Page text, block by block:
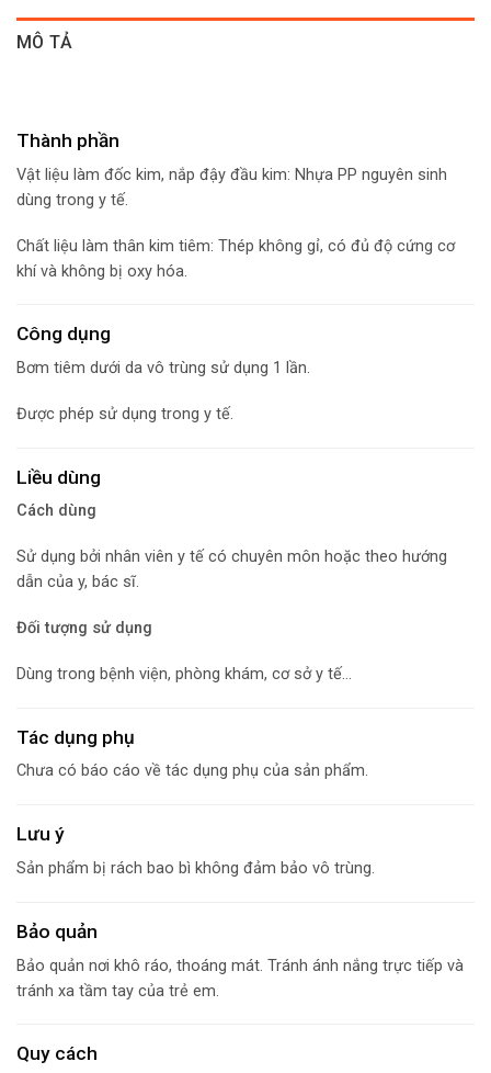
MÔ TẢ
Thành phần
Vật liệu làm đốc kim, nắp đậy đầu kim: Nhựa PP nguyên sinh
dùng trong y tế.
Chất liệu làm thân kim tiêm: Thép không gỉ, có đủ độ cứng cơ
khí và không bị oxy hóa.
Công dụng
Bơm tiêm dưới da vô trùng sử dụng 1 lần.
Được phép sử dụng trong y tế.
Liều dùng
Cách dùng
Sử dụng bởi nhân viên y tế có chuyên môn hoặc theo hướng
dẫn của y, bác sĩ.
Đối tượng sử dụng
Dùng trong bệnh viện, phòng khám, cơ sở y tế…
Tác dụng phụ
Chưa có báo cáo về tác dụng phụ của sản phẩm.
Lưu ý
Sản phẩm bị rách bao bì không đảm bảo vô trùng.
Bảo quản
Bảo quản nơi khô ráo, thoáng mát. Tránh ánh nắng trực tiếp và
tránh xa tầm tay của trẻ em.
Quy cách